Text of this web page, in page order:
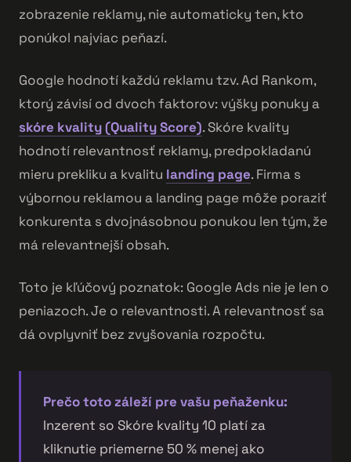
zobrazenie reklamy, nie automaticky ten, kto
ponúkol najviac peňazí.
Google hodnotí každú reklamu tzv. Ad Rankom,
ktorý závisí od dvoch faktorov: výšky ponuky a
skóre kvality (Quality Score). Skóre kvality
hodnotí relevantnosť reklamy, predpokladanú
mieru prekliku a kvalitu landing page. Firma s
výbornou reklamou a landing page môže poraziť
konkurenta s dvojnásobnou ponukou len tým, že
má relevantnejší obsah.
Toto je kľúčový poznatok: Google Ads nie je len o
peniazoch. Je o relevantnosti. A relevantnosť sa
dá ovplyvniť bez zvyšovania rozpočtu.
Prečo toto záleží pre vašu peňaženku:
Inzerent so Skóre kvality 10 platí za
kliknutie priemerne 50 % menej ako